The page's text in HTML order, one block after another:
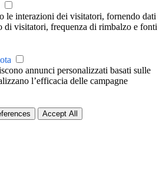
le interazioni dei visitatori, fornendo dati
di visitatori, frequenza di rimbalzo e fonti
annunci personalizzati basati sulle
l’efficacia delle campagne
Accept All